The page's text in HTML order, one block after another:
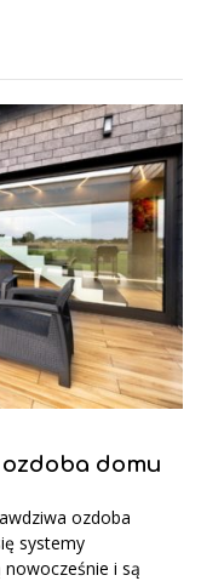
domu
ozdoba
systemy
i są